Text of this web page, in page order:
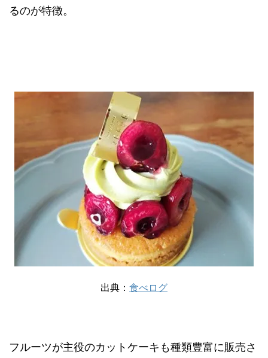
るのが特徴。
出典： 食べログ
フルーツが主役のカットケーキも種類豊富に販売さ